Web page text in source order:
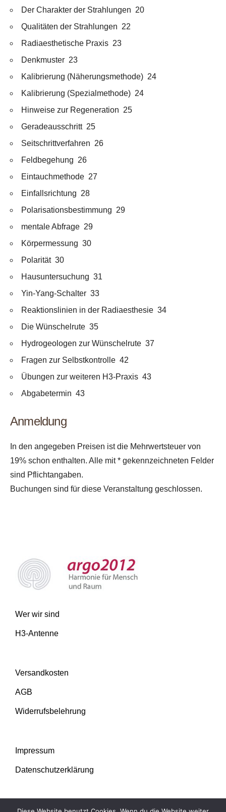
Der Charakter der Strahlungen 20
Qualitäten der Strahlungen 22
Radiaesthetische Praxis 23
Denkmuster 23
Kalibrierung (Näherungsmethode) 24
Kalibrierung (Spezialmethode) 24
Hinweise zur Regeneration 25
Geradeausschritt 25
Seitschrittverfahren 26
Feldbegehung 26
Eintauchmethode 27
Einfallsrichtung 28
Polarisationsbestimmung 29
mentale Abfrage 29
Körpermessung 30
Polarität 30
Hausuntersuchung 31
Yin-Yang-Schalter 33
Reaktionslinien in der Radiaesthesie 34
Die Wünschelrute 35
Hydrogeologen zur Wünschelrute 37
Fragen zur Selbstkontrolle 42
Übungen zur weiteren H3-Praxis 43
Abgabetermin 43
Anmeldung
In den angegeben Preisen ist die Mehrwertsteuer von
19% schon enthalten. Alle mit * gekennzeichneten Felder
sind Pflichtangaben.
Buchungen sind für diese Veranstaltung geschlossen.
Wer wir sind
H3-Antenne
Versandkosten
AGB
Widerrufsbelehrung
Impressum
Datenschutzerklärung